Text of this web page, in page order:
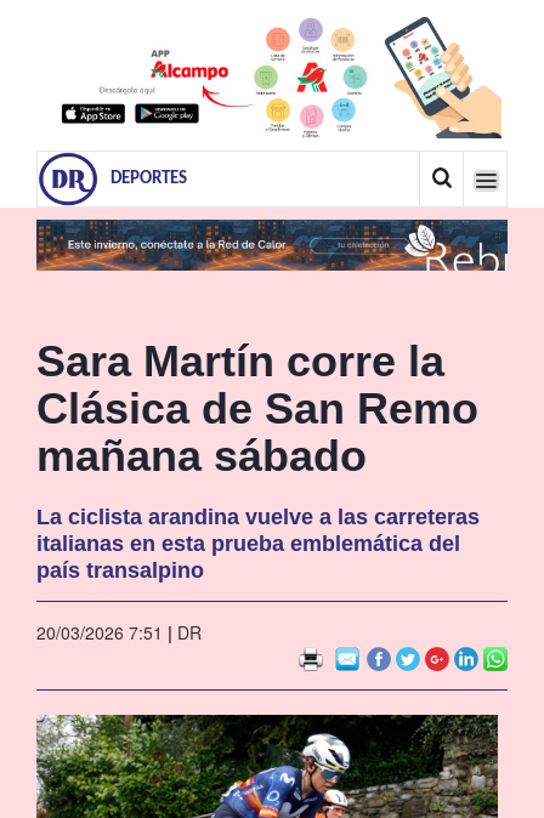
DEPORTES
Sara Martín corre la
Clásica de San Remo
mañana sábado
La ciclista arandina vuelve a las carreteras
italianas en esta prueba emblemática del
país transalpino
20/03/2026 7:51 | DR